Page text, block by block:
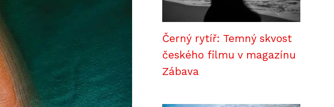
Černý rytíř: Temný skvost
českého filmu v magazínu
Zábava